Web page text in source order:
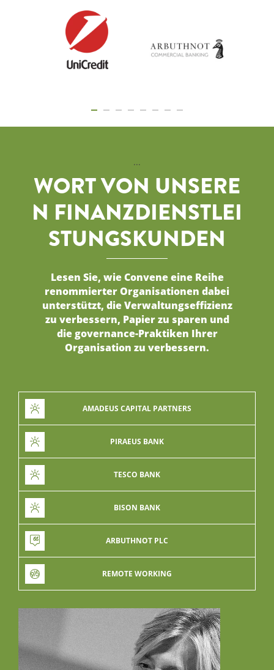
...
WORT VON UNSERE
N FINANZDIENSTLEI
STUNGSKUNDEN
Lesen Sie, wie Convene eine Reihe
renommierter Organisationen dabei
unterstützt, die Verwaltungseffizienz
zu verbessern, Papier zu sparen und
die governance-Praktiken Ihrer
Organisation zu verbessern.
AMADEUS CAPITAL PARTNERS
PIRAEUS BANK
TESCO BANK
BISON BANK
ARBUTHNOT PLC
REMOTE WORKING
ARBUTHNOT PLC
Arbuthnot PLC